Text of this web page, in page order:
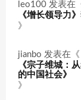
leo100 发表在
《增长领导力
》
jianbo 发表在《
《宗子维城：
的中国社会》
》